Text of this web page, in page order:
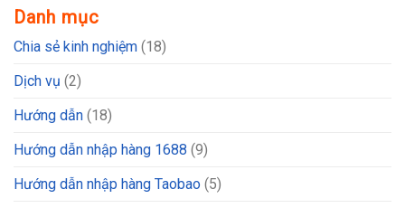
Danh mục
Chia sẻ kinh nghiệm (18)
Dịch vụ (2)
Hướng dẫn (18)
Hướng dẫn nhập hàng 1688 (9)
Hướng dẫn nhập hàng Taobao (5)